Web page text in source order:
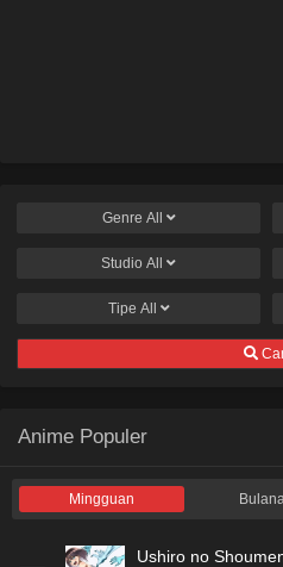
Genre All
Studio All
Tipe All
Anime Populer
Mingguan
Ushiro no